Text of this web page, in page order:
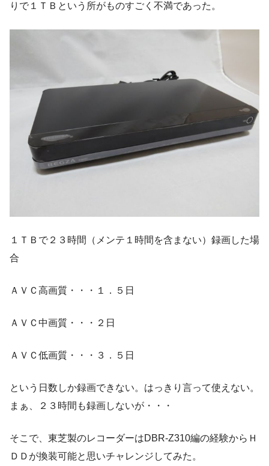
りで１ＴＢという所がものすごく不満であった。
１ＴＢで２３時間（メンテ１時間を含まない）録画した場
合
ＡＶＣ高画質・・・１．５日
ＡＶＣ中画質・・・２日
ＡＶＣ低画質・・・３．５日
という日数しか録画できない。はっきり言って使えない。
まぁ、２３時間も録画しないが・・・
そこで、東芝製のレコーダーはDBR-Z310編の経験からＨ
ＤＤが換装可能と思いチャレンジしてみた。